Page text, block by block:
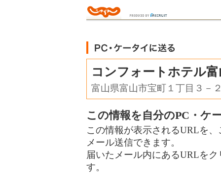
コンフォートホテル
富山県富山市宝町１丁目３－
この情報を自分のPC・ケ
この情報が表示されるURLを
メール送信できます。
届いたメール内にあるURLを
す。